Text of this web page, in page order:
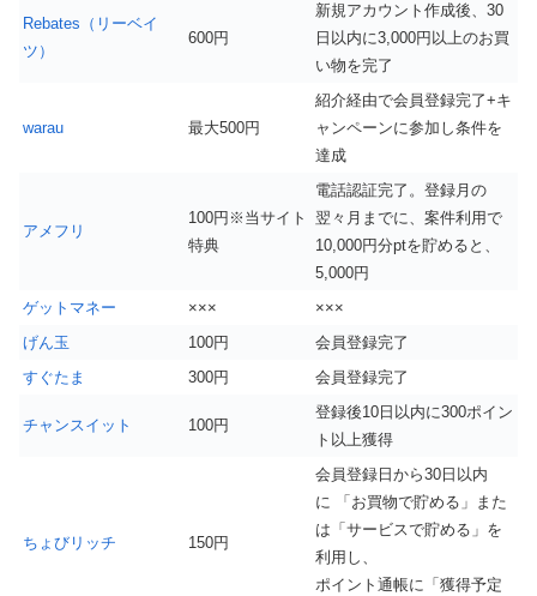
Rebates（リーベイ
ツ）
600円
新規アカウント作成後、30
日以内に3,000円以上のお買
い物を完了
warau 最大500円
紹介経由で会員登録完了+キ
ャンペーンに参加し条件を
達成
アメフリ
100円※当サイト
特典
電話認証完了。登録月の
翌々月までに、案件利用で
10,000円分ptを貯めると、
5,000円
ゲットマネー
×××
×××
げん玉
100円
会員登録完了
すぐたま
300円 会員登録完了
チャンスイット 100円
登録後10日以内に300ポイン
ト以上獲得
ちょびリッチ 150円
会員登録日から30日以内
に 「お買物で貯める」また
は「サービスで貯める」を
利用し、
ポイント通帳に「獲得予定